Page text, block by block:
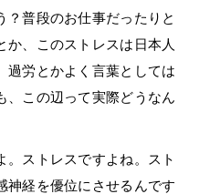
？普段のお仕事だったりと
か、このストレスは日本人
過労とかよく言葉としては
、この辺って実際どうなん
。ストレスですよね。スト
神経を優位にさせるんです